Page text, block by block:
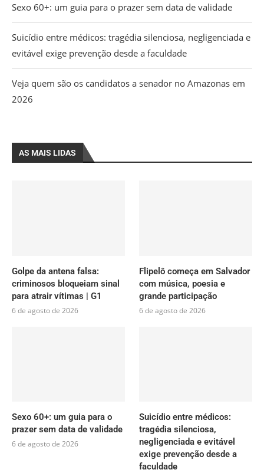
Sexo 60+: um guia para o prazer sem data de validade
Suicídio entre médicos: tragédia silenciosa, negligenciada e
evitável exige prevenção desde a faculdade
Veja quem são os candidatos a senador no Amazonas em
2026
AS MAIS LIDAS
Golpe da antena falsa:
criminosos bloqueiam sinal
para atrair vítimas | G1
6 de agosto de 2026
Flipelô começa em Salvador
com música, poesia e
grande participação
6 de agosto de 2026
Sexo 60+: um guia para o
prazer sem data de validade
6 de agosto de 2026
Suicídio entre médicos:
tragédia silenciosa,
negligenciada e evitável
exige prevenção desde a
faculdade